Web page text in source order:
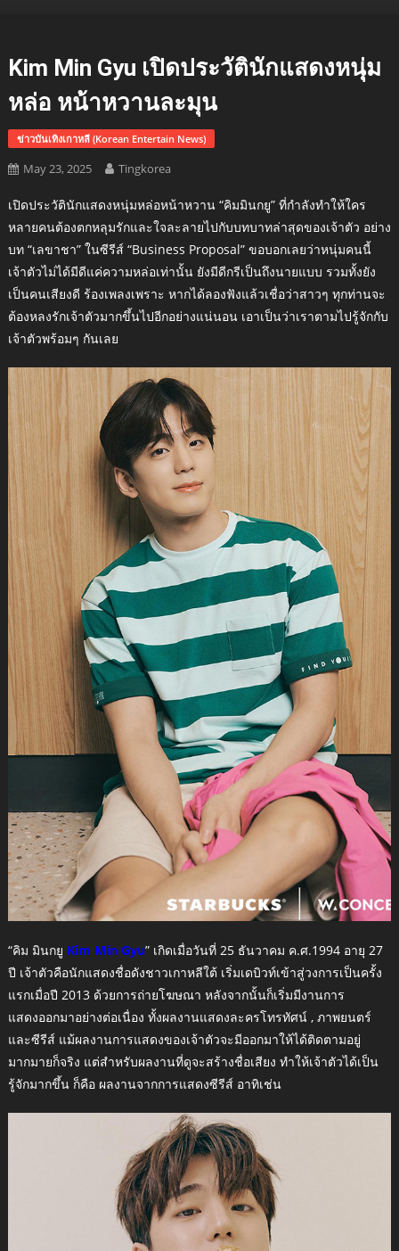
Kim Min Gyu เปิดประวัตินักแสดงหนุ่ม
หล่อ หน้าหวานละมุน
ข่าวบันเทิงเกาหลี (Korean Entertain News)
May 23, 2025 Tingkorea
เปิดประวัตินักแสดงหนุ่มหล่อหน้าหวาน “คิมมินกยู” ที่กำลังทำให้ใคร
หลายคนต้องตกหลุมรักและใจละลายไปกับบทบาทล่าสุดของเจ้าตัว อย่าง
บท “เลขาชา” ในซีรีส์ “Business Proposal” ขอบอกเลยว่าหนุ่มคนนี้
เจ้าตัวไม่ได้มีดีแค่ความหล่อเท่านั้น ยังมีดีกรีเป็นถึงนายแบบ รวมทั้งยัง
เป็นคนเสียงดี ร้องเพลงเพราะ หากได้ลองฟังแล้วเชื่อว่าสาวๆ ทุกท่านจะ
ต้องหลงรักเจ้าตัวมากขึ้นไปอีกอย่างแน่นอน เอาเป็นว่าเราตามไปรู้จักกับ
เจ้าตัวพร้อมๆ กันเลย
“คิม มินกยู Kim Min Gyu” เกิดเมื่อวันที่ 25 ธันวาคม ค.ศ.1994 อายุ 27
ปี เจ้าตัวคือนักแสดงชื่อดังชาวเกาหลีใต้ เริ่มเดบิวท์เข้าสู่วงการเป็นครั้ง
แรกเมื่อปี 2013 ด้วยการถ่ายโฆษณา หลังจากนั้นก็เริ่มมีงานการ
แสดงออกมาอย่างต่อเนื่อง ทั้งผลงานแสดงละครโทรทัศน์ , ภาพยนตร์
และซีรีส์ แม้ผลงานการแสดงของเจ้าตัวจะมีออกมาให้ได้ติดตามอยู่
มากมายก็จริง แต่สำหรับผลงานที่ดูจะสร้างชื่อเสียง ทำให้เจ้าตัวได้เป็น
รู้จักมากขึ้น ก็คือ ผลงานจากการแสดงซีรีส์ อาทิเช่น